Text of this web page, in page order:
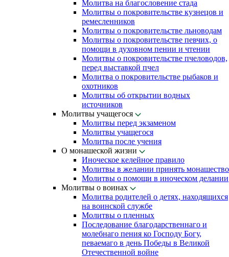
Молитва на благословение стада
Молитвы о покровительстве кузнецов и
ремесленников
Молитвы о покровительстве льноводам
Молитвы о покровительстве певчих, о
помощи в духовном пении и чтении
Молитвы о покровительстве пчеловодов,
перед выставкой пчел
Молитва о покровительстве рыбаков и
охотников
Молитвы об открытии водных
источников
Молитвы учащегося
Молитвы перед экзаменом
Молитвы учащегося
Молитва после учения
О монашеской жизни
Иноческое келейное правило
Молитвы в желании принять монашество
Молитвы о помощи в иноческом делании
Молитвы о воинах
Молитва родителей о детях, находящихся
на воинской службе
Молитвы о пленных
Последование благодарственнаго и
молебнаго пения ко Господу Богу,
певаемаго в день Победы в Великой
Отечественной войне